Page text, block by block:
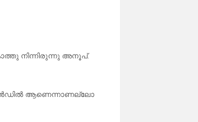
നിന്നിരുന്നു അനൂപ്.
ആണെന്നാണല്ലോ